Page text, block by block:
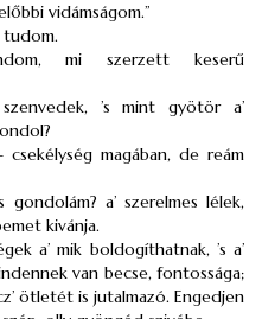
vidámságom.”
tudom.
mi szerzett keserű
’s mint gyötör a’
magában, de reám
a’ szerelmes lélek,
kivánja.
a’ mik boldogíthatnak, ’s a’
van becse, fontossága;
ötletét is jutalmazó. Engedjen